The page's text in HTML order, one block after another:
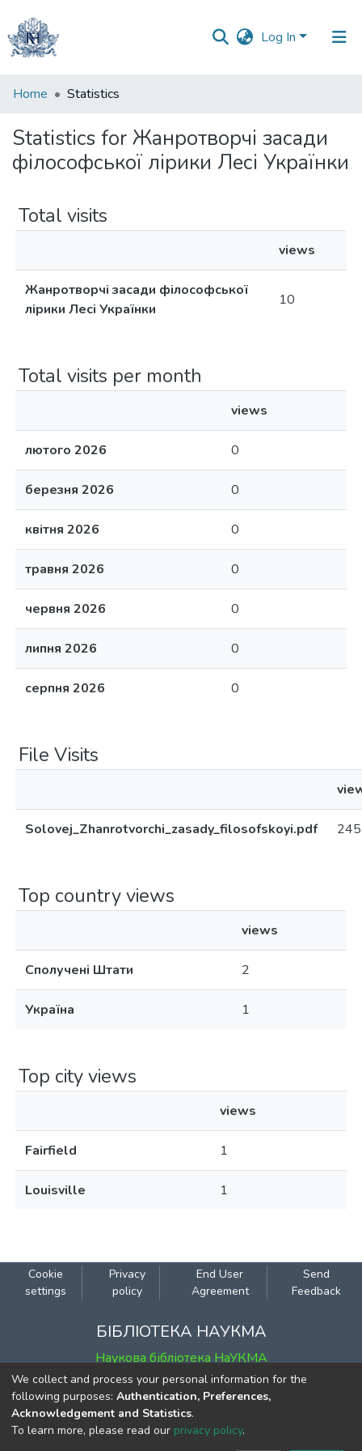
Log In
Communities
Collections
All of DSpace
Home Statistics
Statistics for Жанротворчі засади
філософської лірики Лесі Українки
Total visits
views
Жанротворчі засади філософської
лірики Лесі Українки
10
Total visits per month
views
лютого 2026 0
березня 2026 0
квітня 2026 0
травня 2026 0
червня 2026 0
липня 2026 0
серпня 2026 0
File Visits
Solovej_Zhanrotvorchi_zasady_filosofskoyi.pdf 245
Top country views
views
Сполучені Штати 2
Україна 1
Top city views
views
Fairfield 1
Louisville 1
Cookie
settings
Privacy
policy
End User
Agreement
Send
Feedback
БІБЛІОТЕКА НАУКМА
Наукова бібліотека НаУКМА
ЕЛЕКТРОННИЙ КАТАЛОГ
Каталог Наукової бібліотеки НаУКМА
We collect and process your personal information for the
following purposes: Authentication, Preferences,
Acknowledgement and Statistics.
To learn more, please read our privacy policy.